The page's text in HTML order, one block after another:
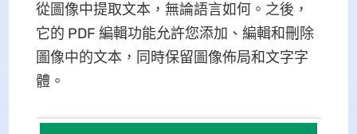
從圖像中提取文本，無論語言如何。之後，
它的 PDF 編輯功能允許您添加、編輯和刪除
圖像中的文本，同時保留圖像佈局和文字字
體。